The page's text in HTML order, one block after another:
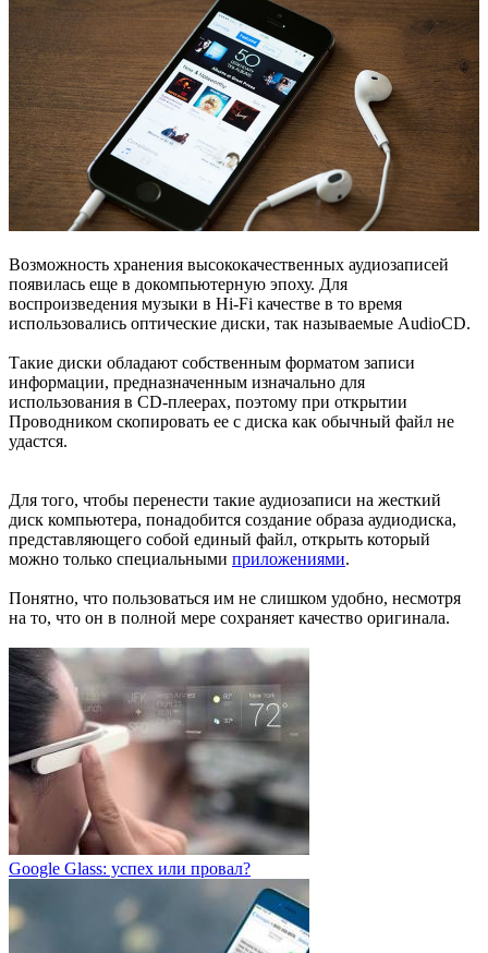
Возможность хранения высококачественных аудиозаписей
появилась еще в докомпьютерную эпоху. Для
воспроизведения музыки в Hi-Fi качестве в то время
использовались оптические диски, так называемые AudioCD.
Такие диски обладают собственным форматом записи
информации, предназначенным изначально для
использования в CD-плеерах, поэтому при открытии
Проводником скопировать ее с диска как обычный файл не
удастся.
Для того, чтобы перенести такие аудиозаписи на жесткий
диск компьютера, понадобится создание образа аудиодиска,
представляющего собой единый файл, открыть который
можно только специальными приложениями.
Понятно, что пользоваться им не слишком удобно, несмотря
на то, что он в полной мере сохраняет качество оригинала.
Google Glass: успех или провал?